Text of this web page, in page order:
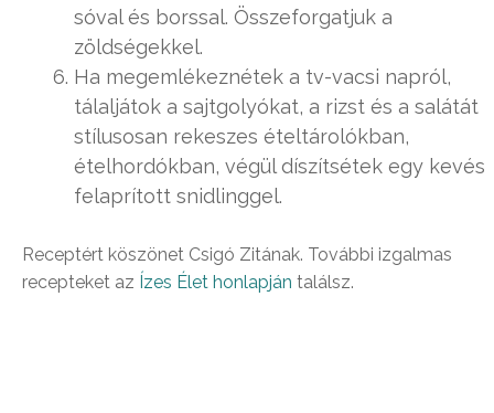
sóval és borssal. Összeforgatjuk a
zöldségekkel.
Ha megemlékeznétek a tv-vacsi napról,
tálaljátok a sajtgolyókat, a rizst és a salátát
stílusosan rekeszes ételtárolókban,
ételhordókban, végül díszítsétek egy kevés
felaprított snidlinggel.
Receptért köszönet Csigó Zitának. További izgalmas
recepteket az Ízes Élet honlapján találsz.